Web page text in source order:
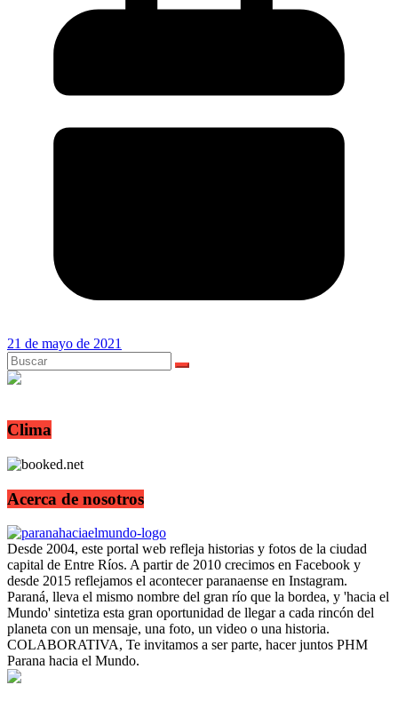
21 de mayo de 2021
Clima
Acerca de nosotros
Desde 2004, este portal web refleja historias y fotos de la ciudad
capital de Entre Ríos. A partir de 2010 crecimos en Facebook y
desde 2015 reflejamos el acontecer paranaense en Instagram.
Paraná, lleva el mismo nombre del gran río que la bordea, y 'hacia el
Mundo' sintetiza esta gran oportunidad de llegar a cada rincón del
planeta con un mensaje, una foto, un video o una historia.
COLABORATIVA, Te invitamos a ser parte, hacer juntos PHM
Parana hacia el Mundo.